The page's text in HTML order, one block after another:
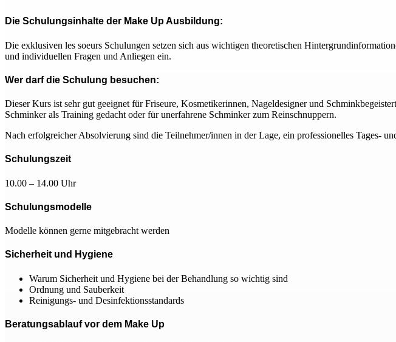
Die Schulungsinhalte der Make Up Ausbildung:
Die exklusiven les soeurs Schulungen setzen sich aus wichtigen theoretischen
und individuellen Fragen und Anliegen ein.
Wer darf die Schulung besuchen:
Dieser Kurs ist sehr gut geeignet für Friseure, Kosmetikerinnen, Nageldesigner und
Schminker als Training gedacht oder für unerfahrene Schminker zum Reinschnuppern.
Nach erfolgreicher Absolvierung sind die Teilnehmer/innen in der Lage, ein professionelles Tages-
Schulungszeit
10.00 – 14.00 Uhr
Schulungsmodelle
Modelle können gerne mitgebracht werden
Sicherheit und Hygiene
Warum Sicherheit und Hygiene bei der Behandlung so wichtig sind
Ordnung und Sauberkeit
Reinigungs- und Desinfektionsstandards
Beratungsablauf vor dem Make Up